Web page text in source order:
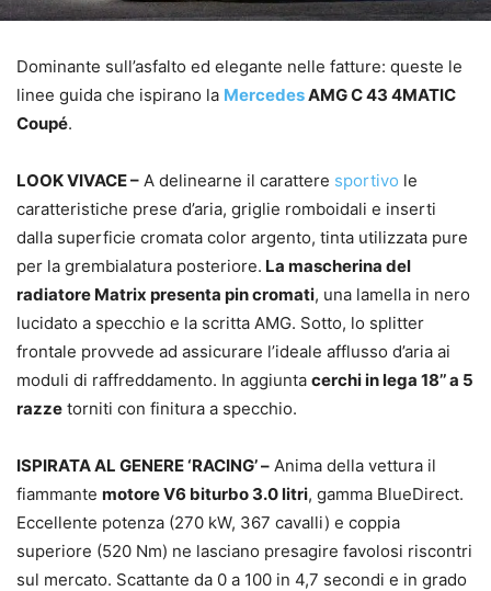
Dominante sull’asfalto ed elegante nelle fatture: queste le
linee guida che ispirano la MercedesAMG C 43 4MATIC
Coupé.
LOOK VIVACE – A delinearne il carattere sportivo le
caratteristiche prese d’aria, griglie romboidali e inserti
dalla superficie cromata color argento, tinta utilizzata pure
per la grembialatura posteriore. La mascherina del
radiatore Matrix presenta pin cromati, una lamella in nero
lucidato a specchio e la scritta AMG. Sotto, lo splitter
frontale provvede ad assicurare l’ideale afflusso d’aria ai
moduli di raffreddamento. In aggiunta cerchi in lega 18’’ a 5
razze torniti con finitura a specchio.
ISPIRATA AL GENERE ‘RACING’ – Anima della vettura il
fiammante motore V6 biturbo 3.0 litri, gamma BlueDirect.
Eccellente potenza (270 kW, 367 cavalli) e coppia
superiore (520 Nm) ne lasciano presagire favolosi riscontri
sul mercato. Scattante da 0 a 100 in 4,7 secondi e in grado